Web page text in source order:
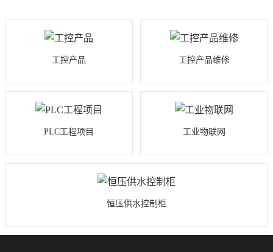
工控产品 工控产品维修
PLC工程项目 工业物联网
恒压供水控制柜